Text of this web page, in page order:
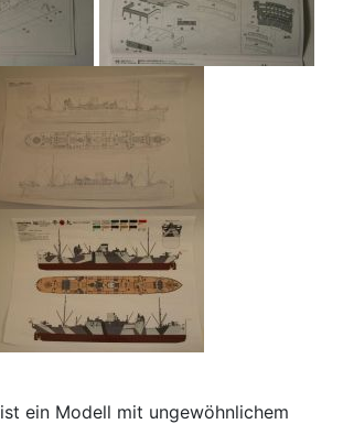
ist ein Modell mit ungewöhnlichem